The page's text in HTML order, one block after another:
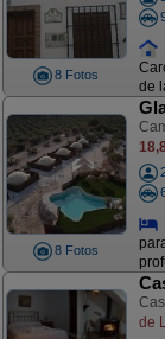
8 Fotos
de
8 Fotos
de